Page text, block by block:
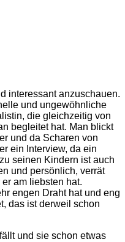
interessant anzuschauen.
und ungewöhnliche
die gleichzeitig von
begleitet hat. Man blickt
und da Scharen von
ein Interview, da ein
seinen Kindern ist auch
und persönlich, verrät
am liebsten hat.
engen Draht hat und eng
das ist derweil schon
und sie schon etwas